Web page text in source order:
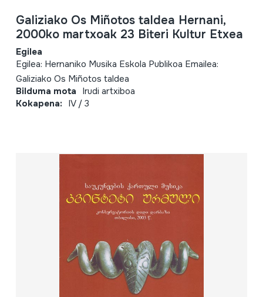
Galiziako Os Miñotos taldea Hernani,
2000ko martxoak 23 Biteri Kultur Etxea
Egilea
Egilea: Hernaniko Musika Eskola Publikoa Emailea:
Galiziako Os Miñotos taldea
Bilduma mota Irudi artxiboa
Kokapena: IV / 3